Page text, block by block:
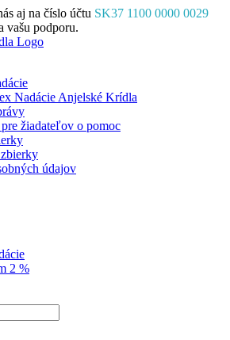
aj na číslo účtu SK37 1100 0000 0029
vašu podporu.
Nadácie Anjelské Krídla
žiadateľov o pomoc
údajov
2 %